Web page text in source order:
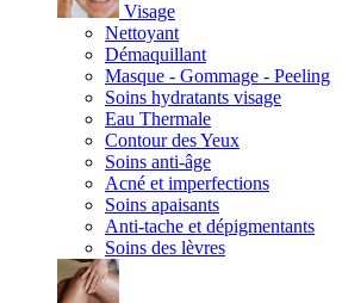
Visage
Nettoyant
Démaquillant
Masque - Gommage - Peeling
Soins hydratants visage
Eau Thermale
Contour des Yeux
Soins anti-âge
Acné et imperfections
Soins apaisants
Anti-tache et dépigmentants
Soins des lèvres